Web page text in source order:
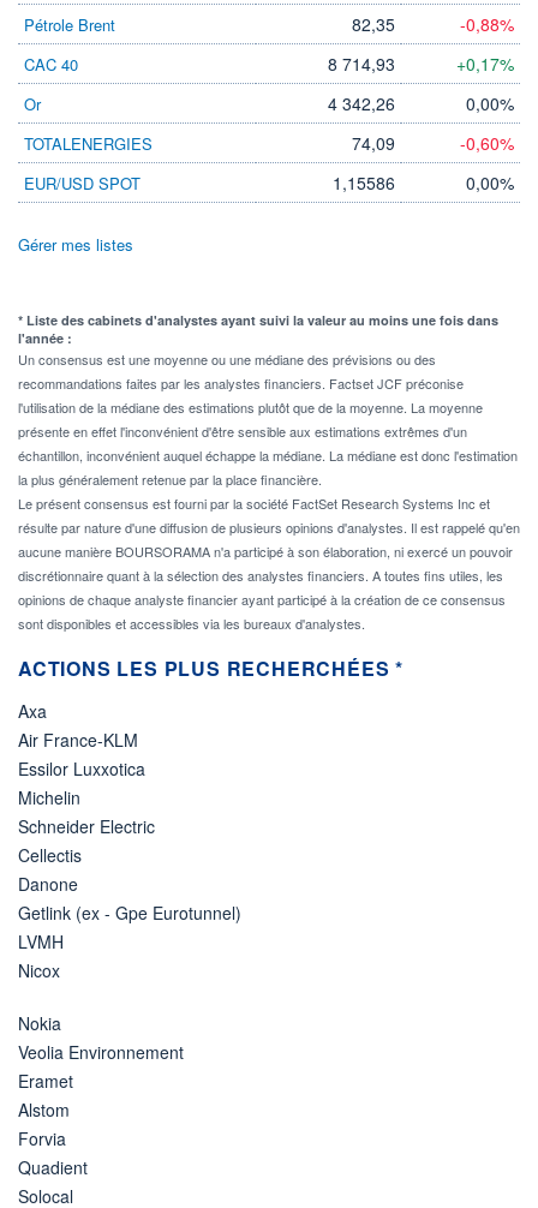
Pétrole Brent 82,35 -0,88%
CAC 40 8 714,93 +0,17%
Or 4 342,26 0,00%
TOTALENERGIES 74,09 -0,60%
EUR/USD SPOT 1,15586 0,00%
Gérer mes listes
* Liste des cabinets d'analystes ayant suivi la valeur au moins une fois dans
l'année :
Un consensus est une moyenne ou une médiane des prévisions ou des
recommandations faites par les analystes financiers. Factset JCF préconise
l'utilisation de la médiane des estimations plutôt que de la moyenne. La moyenne
présente en effet l'inconvénient d'être sensible aux estimations extrêmes d'un
échantillon, inconvénient auquel échappe la médiane. La médiane est donc l'estimation
la plus généralement retenue par la place financière.
Le présent consensus est fourni par la société FactSet Research Systems Inc et
résulte par nature d'une diffusion de plusieurs opinions d'analystes. Il est rappelé qu'en
aucune manière BOURSORAMA n'a participé à son élaboration, ni exercé un pouvoir
discrétionnaire quant à la sélection des analystes financiers. A toutes fins utiles, les
opinions de chaque analyste financier ayant participé à la création de ce consensus
sont disponibles et accessibles via les bureaux d'analystes.
ACTIONS LES PLUS RECHERCHÉES *
Axa
Air France-KLM
Essilor Luxxotica
Michelin
Schneider Electric
Cellectis
Danone
Getlink (ex - Gpe Eurotunnel)
LVMH
Nicox
Nokia
Veolia Environnement
Eramet
Alstom
Forvia
Quadient
Solocal